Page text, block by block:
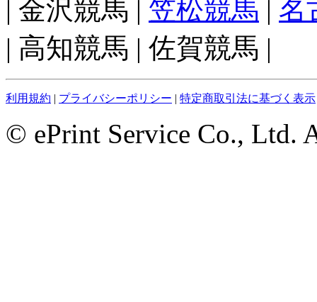
| 金沢競馬 | 笠松競馬 | 名
| 高知競馬 | 佐賀競馬 |
利用規約 | プライバシーポリシー | 特定商取引法に基づく表示
© ePrint Service Co., Ltd.